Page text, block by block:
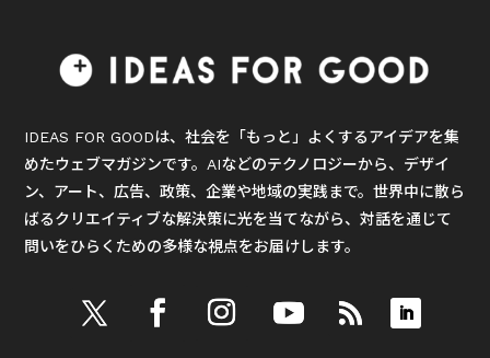
IDEAS FOR GOODは、社会を「もっと」よくするアイデアを集
めたウェブマガジンです。AIなどのテクノロジーから、デザイ
ン、アート、広告、政策、企業や地域の実践まで。世界中に散ら
ばるクリエイティブな解決策に光を当てながら、対話を通じて
問いをひらくための多様な視点をお届けします。